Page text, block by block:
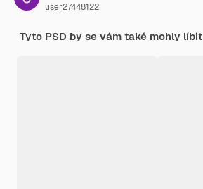
user27448122
Tyto PSD by se vám také mohly líbit